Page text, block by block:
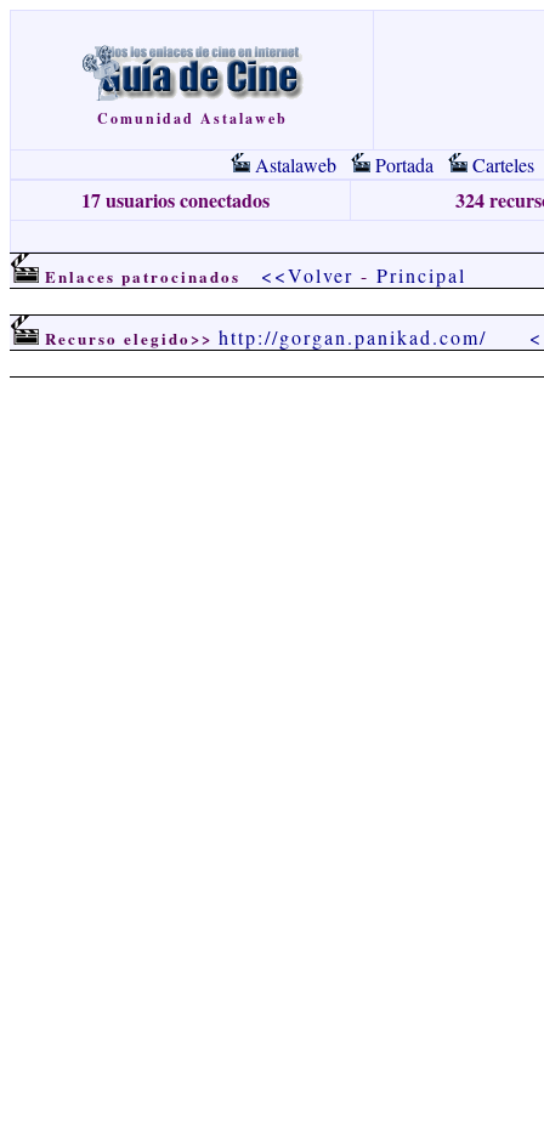
Comunidad Astalaweb
Astalaweb Portada Carteles
17 usuarios conectados 324
Enlaces patrocinados <<Volver - Principal
Recurso elegido>> http://gorgan.panikad.com/